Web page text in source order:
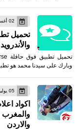
02 أغسطس 2021
والأندرويد XAPK
وبارك على سيدنا محمد هو
05 يوليو 2023
والمغرب
والاردن